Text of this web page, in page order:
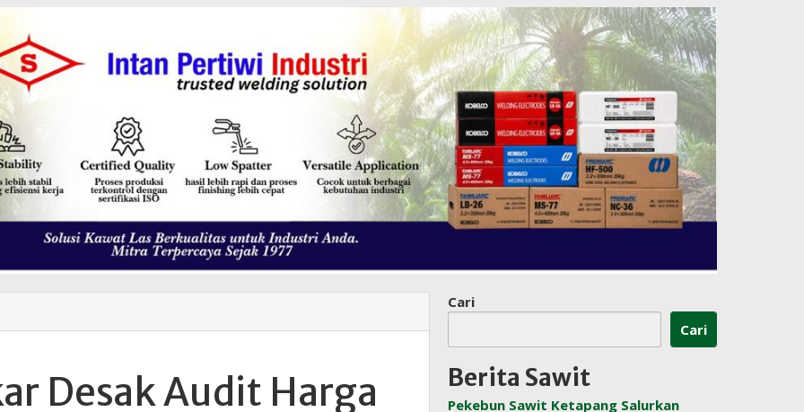
Desak Audit Harga
Cari
Cari
Berita Sawit
Pekebun Sawit Ketapang Salurkan